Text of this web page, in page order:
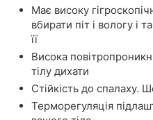
Має високу
вбирати піт і вологу і
її
Висока
тілу дихати
Стійкість до спалаху.
Терморегуляція